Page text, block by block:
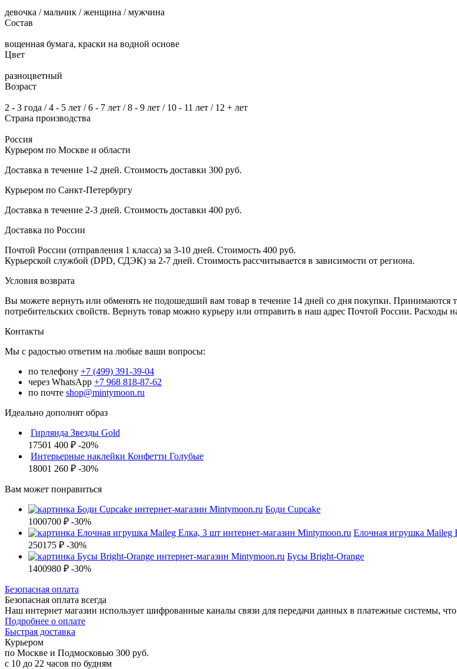
девочка / мальчик / женщина / мужчина
Состав
вощенная бумага, краски на водной основе
Цвет
разноцветный
Возраст
2 - 3 года / 4 - 5 лет / 6 - 7 лет / 8 - 9 лет / 10 - 11 лет / 12 + лет
Страна производства
Россия
Курьером по Москве и области
Доставка в течение 1-2 дней. Стоимость доставки 300 руб.
Курьером по Санкт-Петербургу
Доставка в течение 2-3 дней. Стоимость доставки 400 руб.
Доставка по России
Почтой России (отправления 1 класса) за 3-10 дней. Стоимость 400 руб.
Курьерской службой (DPD, СДЭК) за 2-7 дней. Стоимость рассчитывается в зависимости от региона.
Условия возврата
Вы можете вернуть или обменять не подошедший вам товар в течение 14 дней со дня покупки.
потребительских свойств. Вернуть товар можно курьеру или отправить в наш адрес Почтой России. Расходы
Контакты
Мы с радостью ответим на любые ваши вопросы:
по телефону +7 (499) 391-39-04
через WhatsApp +7 968 818-87-62
по почте shop@mintymoon.ru
Идеально дополнят образ
Гирлянда Звезды Gold
17501 400 ₽ -20%
Интерьерные наклейки Конфетти Голубые
18001 260 ₽ -30%
Вам может понравиться
Боди Cupcake
1000700 ₽ -30%
Елочная игрушка Maileg
250175 ₽ -30%
Бусы Bright-Orange
1400980 ₽ -30%
Безопасная оплата
Безопасная оплата всегда
Наш интернет магазин использует шифрованные каналы связи для передачи данных в платежные системы,
Подробнее о оплате
Быстрая доставка
Курьером
по Москве и Подмосковью 300 руб.
с 10 до 22 часов по будням